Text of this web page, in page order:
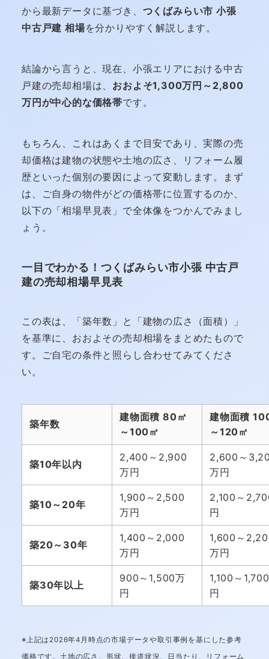
から最新データに基づき、 つくばみらい市 小張
中古戸建 相場を分かりやすく解説します。
結論から言うと、現在、小張エリアにおける中古
戸建の売却相場は、 おおよそ1,300万円～2,800
万円が中心的な価格帯です。
もちろん、これはあくまで目安であり、実際の売
却価格は建物の状態や土地の広さ、リフォーム履
歴といった個別の要因によって変動します。まず
は、ご自身の物件がどの価格帯に位置するのか、
以下の「相場早見表」で全体像をつかんでみまし
ょう。
一目でわかる！つくばみらい市小張 中古戸
建の売却相場早見表
この表は、「築年数」と「建物の広さ（面積）」
を基準に、おおよその売却相場をまとめたもので
す。ご自宅の条件と照らし合わせてみてくださ
い。
築年数
建物面積 80㎡
～100㎡
建物面積
～120㎡
築10年以内
2,400～2,900
万円
2,600～
万円
築10～20年
1,900～2,500
万円
2,100～
円
築20～30年
1,400～2,000
万円
1,600～
万円
築30年以上
900～1,500万
円
1,100～
円
※上記は2026年4月時点の市場データや取引事例を基にした参考
価格です。土地の広さ、形状、接道状況、日当たり、リフォーム